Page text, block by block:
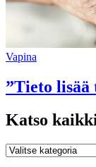
Vapina
”Tieto lisää
Katso
Katso